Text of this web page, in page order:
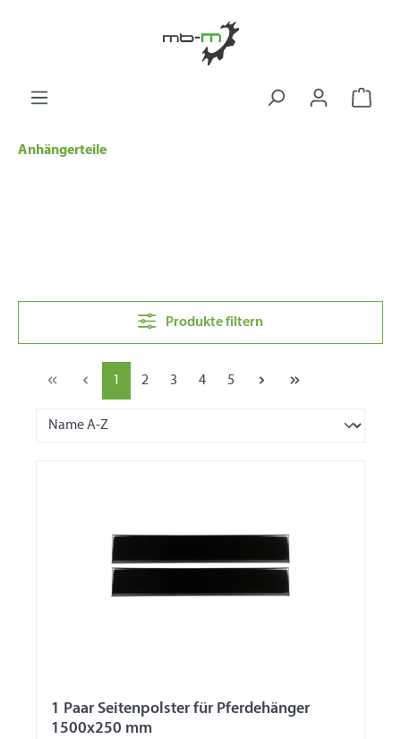
Anhängerteile
Produkte filtern
1 2 3 4 5
1 Paar Seitenpolster für Pferdehänger
1500x250 mm